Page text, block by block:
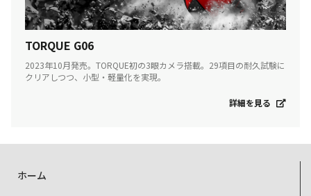
TORQUE G06
2023年10月発売。TORQUE初の3眼カメラ搭載。29項目の耐久試験に
クリアしつつ、小型・軽量化を実現。
詳細を見る
ホーム